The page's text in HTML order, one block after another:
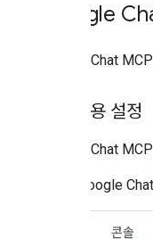
Google
Google Chat
API 사용 설정
Google Chat
Google
콘솔